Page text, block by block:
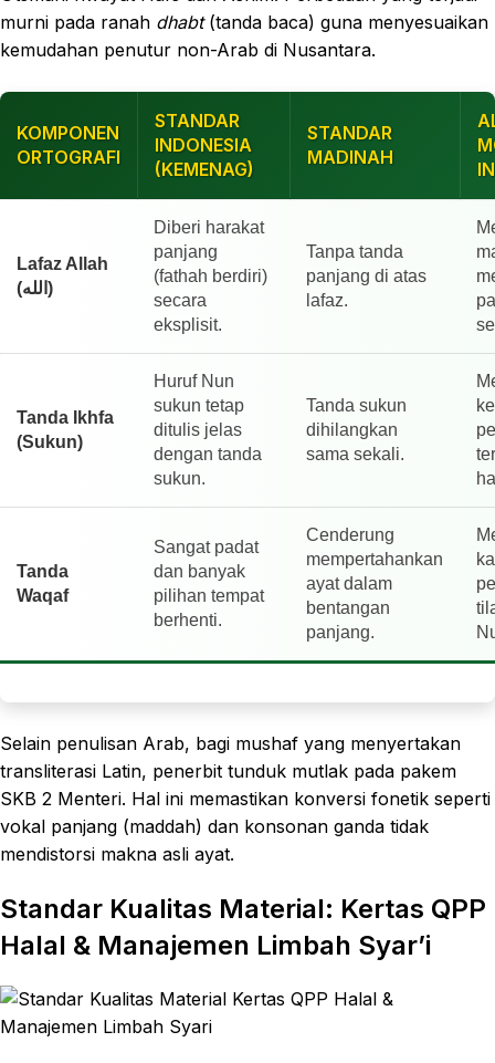
murni pada ranah dhabt(tanda baca) guna menyesuaikan
kemudahan penutur non-Arab di Nusantara.
KOMPONEN
ORTOGRAFI
STANDAR
INDONESIA
(KEMENAG)
STANDAR
MADINAH
Lafaz Allah
(الله)
Diberi harakat
panjang
(fathah berdiri)
secara
eksplisit.
Tanpa tanda
panjang di atas
lafaz.
Tanda Ikhfa
(Sukun)
Huruf Nun
sukun tetap
ditulis jelas
dengan tanda
sukun.
Tanda sukun
dihilangkan
sama sekali.
Tanda
Waqaf
Sangat padat
dan banyak
pilihan tempat
berhenti.
Cenderung
mempertahankan
ayat dalam
bentangan
panjang.
Selain penulisan Arab, bagi mushaf yang menyertakan
transliterasi Latin, penerbit tunduk mutlak pada pakem
SKB 2 Menteri. Hal ini memastikan konversi fonetik seperti
vokal panjang (maddah) dan konsonan ganda tidak
mendistorsi makna asli ayat.
Standar Kualitas Material: Kertas QPP
Halal & Manajemen Limbah Syar’i